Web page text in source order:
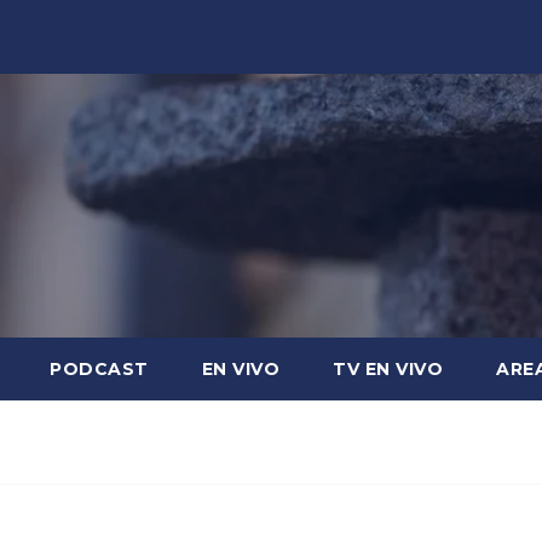
PODCAST EN VIVO TV EN VIVO